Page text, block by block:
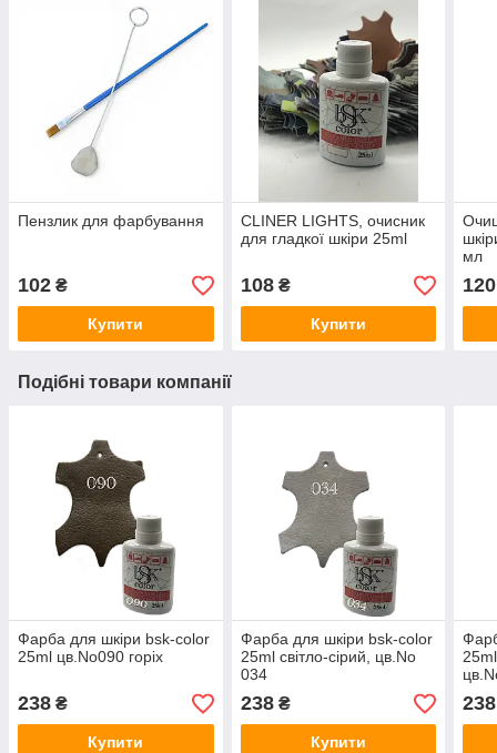
Пензлик для фарбування
102 ₴
Купити
CLINER LIGHTS, очисник
для гладкої шкіри 25ml
108₴
Купити
мл
120
Подібні товари компанії
Фарба для шкіри bsk-color
25ml цв.No090 горіх
238 ₴
Купити
Фарба для шкіри bsk-color
25ml світло-сірий, цв.No
034
238₴
Купити
238